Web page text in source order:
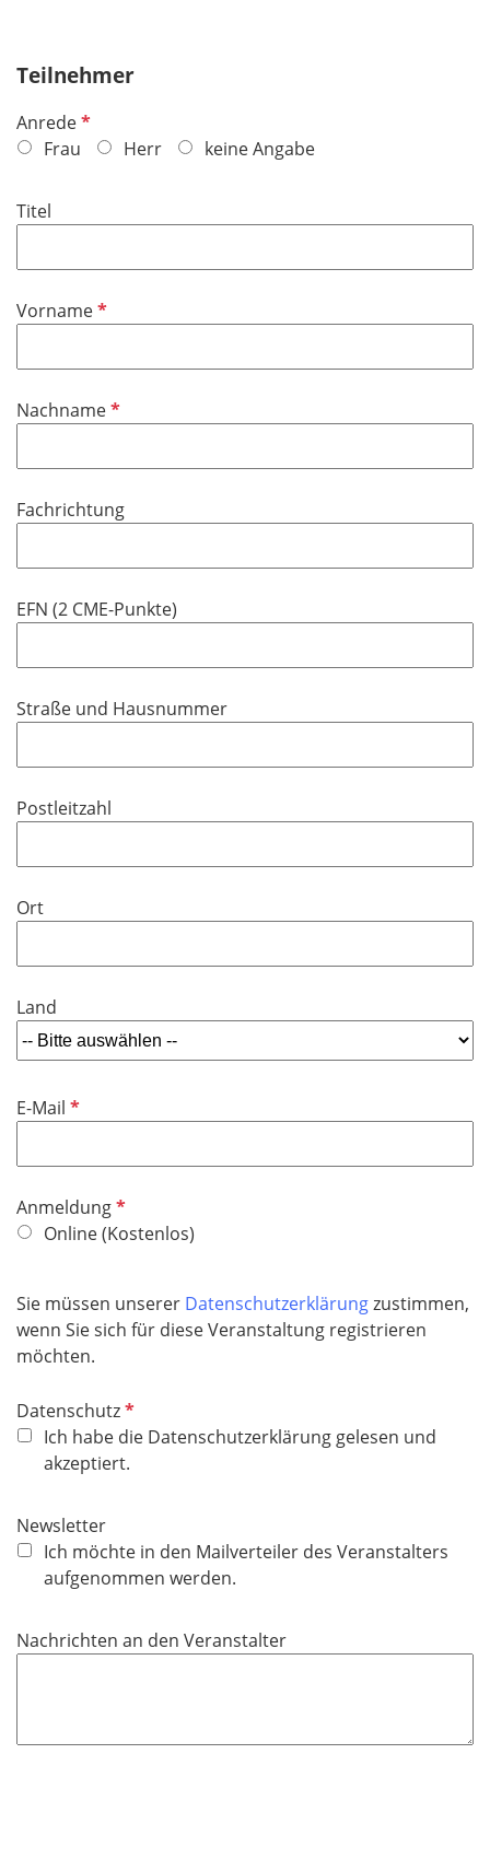
Teilnehmer
AnredeP
f
c
f
e
Frau Herr keine Angabe
Titel
VornameP
c
t
e
d
NachnameP
c
t
e
d
Fachrichtung
EFN (2 CME-Punkte)
Straße und Hausnummer
Postleitzahl
Ort
Land
E-Mail P
c
h
e
l
d
AnmeldungP
f
c
h
e
l
d
Online (Kostenlos)
Sie müssen unserer Datenschutzerklärungzustimmen,
wenn Sie sich für diese Veranstaltung registrieren
möchten.
DatenschutzP
f
l
h
l
Ich habe die Datenschutzerklärung gelesen und
akzeptiert.
Newsletter
Ich möchte in den Mailverteiler des Veranstalters
aufgenommen werden.
Nachrichten an den Veranstalter